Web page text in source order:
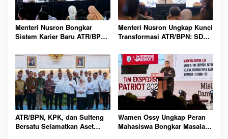
Menteri Nusron Bongkar
Sistem Karier Baru ATR/BPN,
Tahapan
Menteri Nusron Ungkap Kunci
Transformasi ATR/BPN: SDM
ATR/BPN, KPK, dan Sulteng
Bersatu Selamatkan Aset
Wamen Ossy Ungkap Peran
Mahasiswa Bongkar Masalah